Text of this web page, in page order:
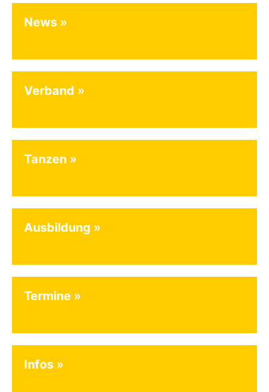
News
Verband
Tanzen
Ausbildung
Termine
Infos